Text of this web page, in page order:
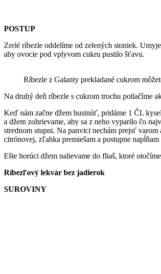
POSTUP
Zrelé ríbezle oddelíme od zelených stoniek.
aby ovocie pod vplyvom cukru pustilo šťavu.
Ríbezle z Galanty prekladané cukrom
Na druhý deň ríbezle s cukrom trochu potlačíme
Keď nám začne džem hustnúť, pridáme 1 ČL
a džem zohrievame, aby sa z neho vyparilo čo
strednom stupni. Na panvici nechám prejsť
citrónovej, zľahka premiešam a postupne napĺňam
Ešte horúci džem nalievame do fliaš, ktoré
Ríbezľový lekvár bez jadierok
SUROVINY